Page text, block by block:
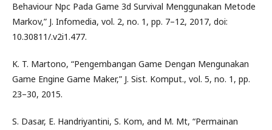
Behaviour Npc Pada Game 3d Survival Menggunakan Metode
Markov,” J. Infomedia, vol. 2, no. 1, pp. 7–12, 2017, doi:
10.30811/.v2i1.477.
K. T. Martono, “Pengembangan Game Dengan Mengunakan
Game Engine Game Maker,” J. Sist. Komput., vol. 5, no. 1, pp.
23–30, 2015.
S. Dasar, E. Handriyantini, S. Kom, and M. Mt, “Permainan